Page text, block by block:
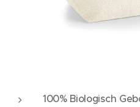
100% Biologisch